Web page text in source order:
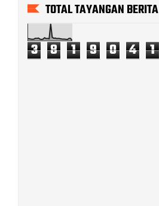
TOTAL TAYANGAN BERITA
3 8 1 9 0 4 1